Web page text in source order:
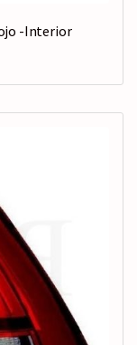
-Interior